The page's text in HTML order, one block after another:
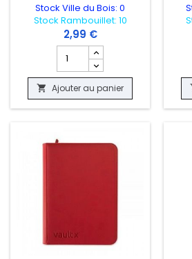
Stock Ville du Bois: 0
Stock Rambouillet: 10
2,99 €
Champ quantité du produit
 Ajouter au panier